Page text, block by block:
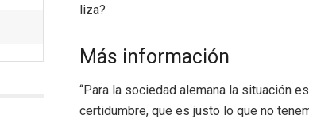
liza?
Más información
“Para la sociedad alemana la situación
certidumbre, que es justo lo que no